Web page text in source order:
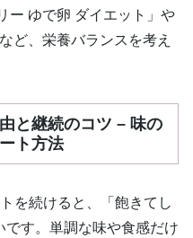
ー ゆで卵 ダイエット」や
ど、栄養バランスを考え
と継続のコツ – 味の
ト方法
を続けると、「飽きてし
です。単調な味や食感だけ